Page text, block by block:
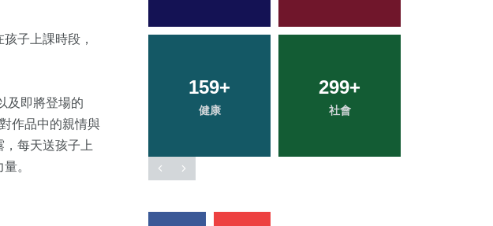
子上課時段，
及即將登場的
作品中的親情與
每天送孩子上
。
159+
健康
299+
社會
26+
科技新知
539+
綜合新聞